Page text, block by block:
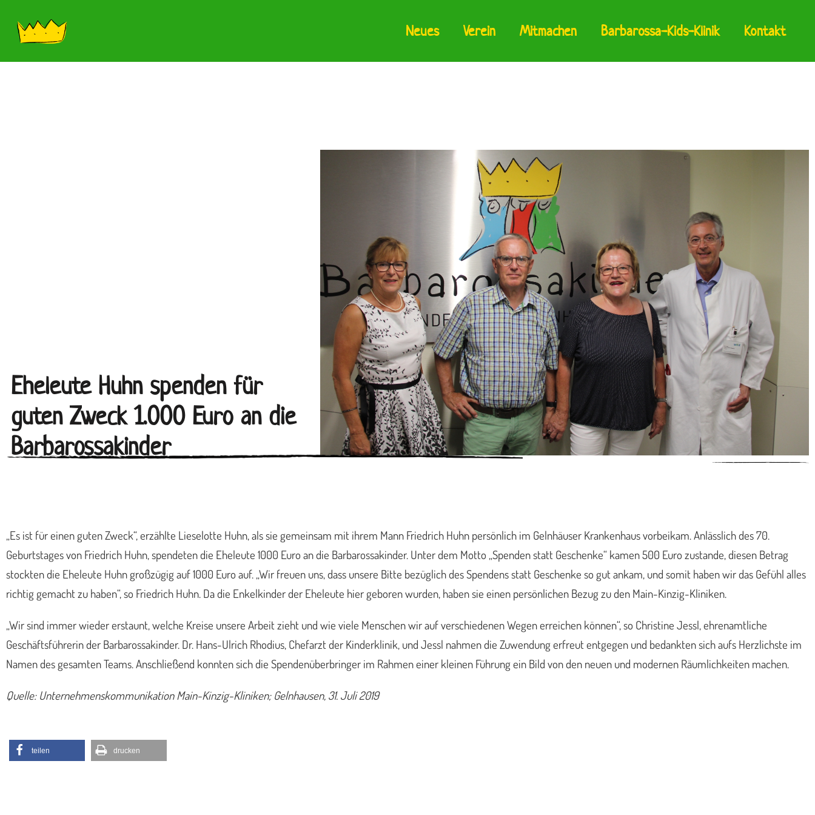
Neues Verein Mitmachen Barbarossa-Kids-Klinik Kontakt
Eheleute Huhn spenden für
guten Zweck 1.000 Euro an die
Barbarossakinder
„Es ist für einen guten Zweck“, erzählte Lieselotte Huhn, als sie gemeinsam mit ihrem Mann Friedrich Huhn persönlich im Gelnhäuser Krankenhaus vorbeikam. Anlässlich des 70.
Geburtstages von Friedrich Huhn, spendeten die Eheleute 1000 Euro an die Barbarossakinder. Unter dem Motto „Spenden statt Geschenke“ kamen 500 Euro zustande, diesen Betrag
stockten die Eheleute Huhn großzügig auf 1000 Euro auf. „Wir freuen uns, dass unsere Bitte bezüglich des Spendens statt Geschenke so gut ankam, und somit haben wir das Gefühl alles
richtig gemacht zu haben“, so Friedrich Huhn. Da die Enkelkinder der Eheleute hier geboren wurden, haben sie einen persönlichen Bezug zu den Main-Kinzig-Kliniken.
„Wir sind immer wieder erstaunt, welche Kreise unsere Arbeit zieht und wie viele Menschen wir auf verschiedenen Wegen erreichen können“, so Christine Jessl, ehrenamtliche
Geschäftsführerin der Barbarossakinder. Dr. Hans-Ulrich Rhodius, Chefarzt der Kinderklinik, und Jessl nahmen die Zuwendung erfreut entgegen und bedankten sich aufs Herzlichste im
Namen des gesamten Teams. Anschließend konnten sich die Spendenüberbringer im Rahmen einer kleinen Führung ein Bild von den neuen und modernen Räumlichkeiten machen.
Quelle: Unternehmenskommunikation Main-Kinzig-Kliniken; Gelnhausen, 31. Juli 2019
teilen drucken